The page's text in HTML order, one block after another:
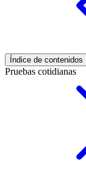
Índice de contenidos
Pruebas cotidianas